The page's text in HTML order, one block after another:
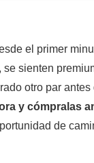
el primer
se sienten
otro par
y cómpralas
de